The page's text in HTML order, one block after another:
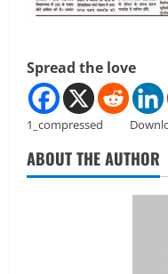
Spread the love
1_compressed
ABOUT THE AUTHOR